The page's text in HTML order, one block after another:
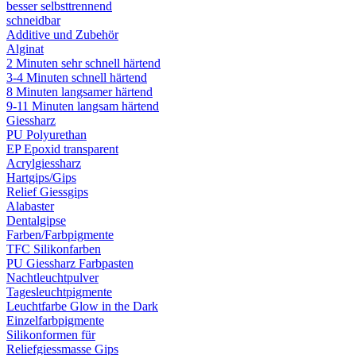
besser selbsttrennend
schneidbar
Additive und Zubehör
Alginat
2 Minuten sehr schnell härtend
3-4 Minuten schnell härtend
8 Minuten langsamer härtend
9-11 Minuten langsam härtend
Giessharz
PU Polyurethan
EP Epoxid transparent
Acrylgiessharz
Hartgips/Gips
Relief Giessgips
Alabaster
Dentalgipse
Farben/Farbpigmente
TFC Silikonfarben
PU Giessharz Farbpasten
Nachtleuchtpulver
Tagesleuchtpigmente
Leuchtfarbe Glow in the Dark
Einzelfarbpigmente
Silikonformen für
Reliefgiessmasse Gips